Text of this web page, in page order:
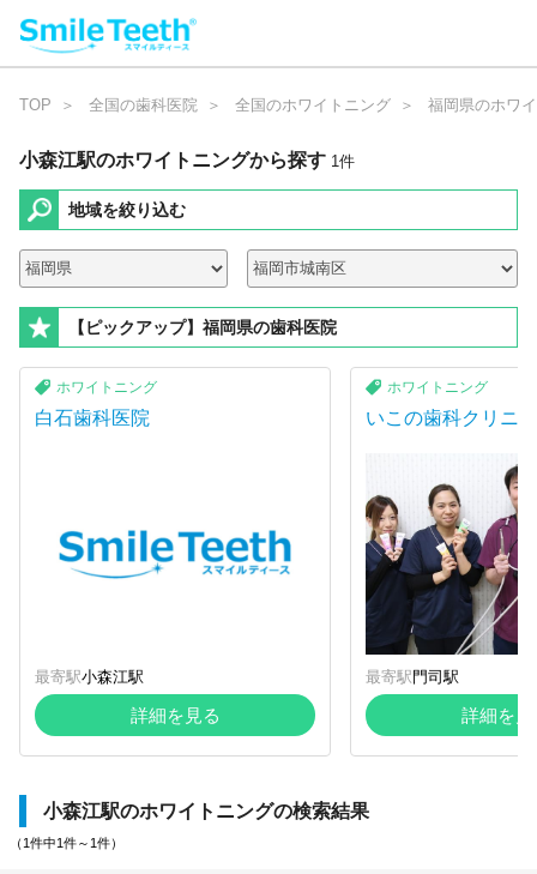
TOP 全国の歯科医院 全国のホワイトニング 福岡県のホワ
小森江駅のホワイトニングから探す 1件
地域を絞り込む
【ピックアップ】福岡県の歯科医院
ホワイトニング
白石歯科医院
最寄駅小森江駅
詳細を見る
ホワイトニング
いこの歯科クリニ
最寄駅 門司駅
詳細を見
小森江駅のホワイトニングの検索結果
（1件中1件～1件）